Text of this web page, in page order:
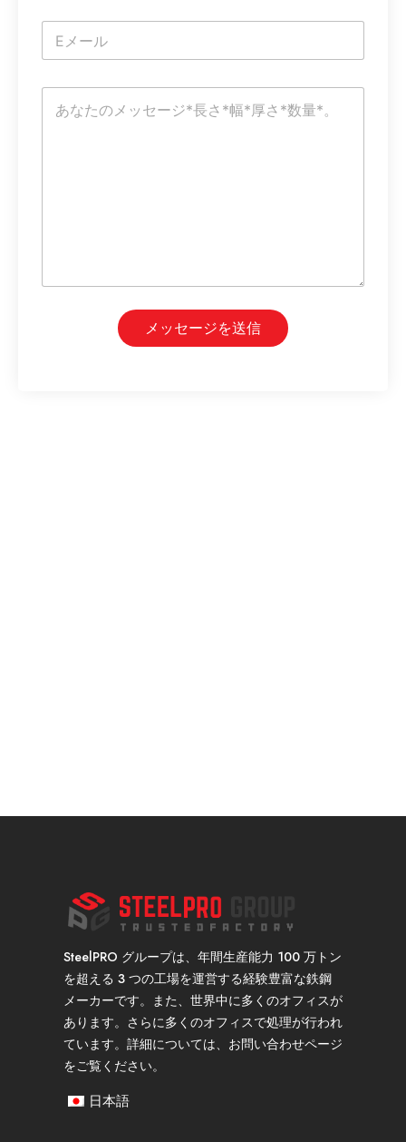
電
メ
コ
ジ
メッセージを送信
SteelPRO グループは、年間生産能力 100 万トン
を超える 3 つの工場を運営する経験豊富な鉄鋼
メーカーです。また、世界中に多くのオフィスが
あります。さらに多くのオフィスで処理が行われ
ています。詳細については、お問い合わせページ
をご覧ください。
日本語